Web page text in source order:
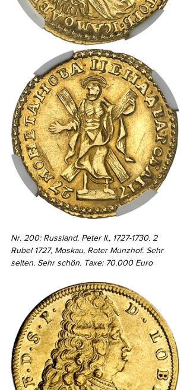
Nr. 200: Russland. Peter II., 1727-1730. 2
Rubel 1727, Moskau, Roter Münzhof. Sehr
selten. Sehr schön. Taxe: 70.000 Euro